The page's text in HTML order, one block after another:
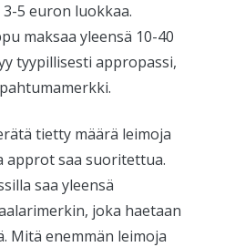
5 euron luokkaa.
maksaa yleensä 10-40
tyypillisesti appropassi,
tietty määrä leimoja
approt saa suoritettua.
saa yleensä
joka haetaan
Mitä enemmän leimoja